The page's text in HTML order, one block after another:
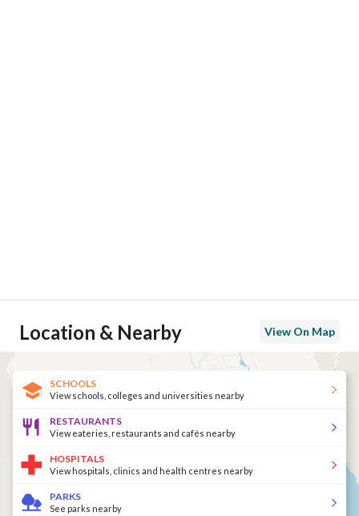
Location & Nearby View On Map
SCHOOLS
View schools, colleges and universities nearby
RESTAURANTS
View eateries, restaurants and cafés nearby
HOSPITALS
View hospitals, clinics and health centres nearby
PARKS
See parks nearby